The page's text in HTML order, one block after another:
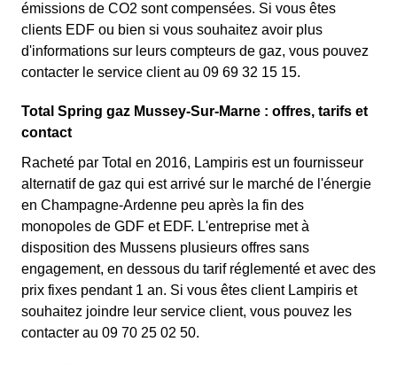
émissions de CO2 sont compensées. Si vous êtes
clients EDF ou bien si vous souhaitez avoir plus
d'informations sur leurs compteurs de gaz, vous pouvez
contacter le service client au 09 69 32 15 15.
Total Spring gaz Mussey-Sur-Marne : offres, tarifs et
contact
Racheté par Total en 2016, Lampiris est un fournisseur
alternatif de gaz qui est arrivé sur le marché de l'énergie
en Champagne-Ardenne peu après la fin des
monopoles de GDF et EDF. L'entreprise met à
disposition des Mussens plusieurs offres sans
engagement, en dessous du tarif réglementé et avec des
prix fixes pendant 1 an. Si vous êtes client Lampiris et
souhaitez joindre leur service client, vous pouvez les
contacter au 09 70 25 02 50.